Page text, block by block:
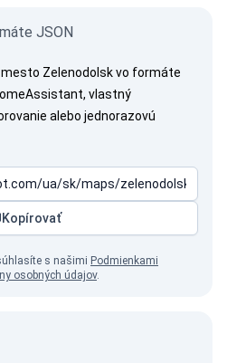
JSON
Zelenodolsk vo formáte
vlastný
alebo jednorazovú
Kopírovať
s našimi Podmienkami
osobných údajov.